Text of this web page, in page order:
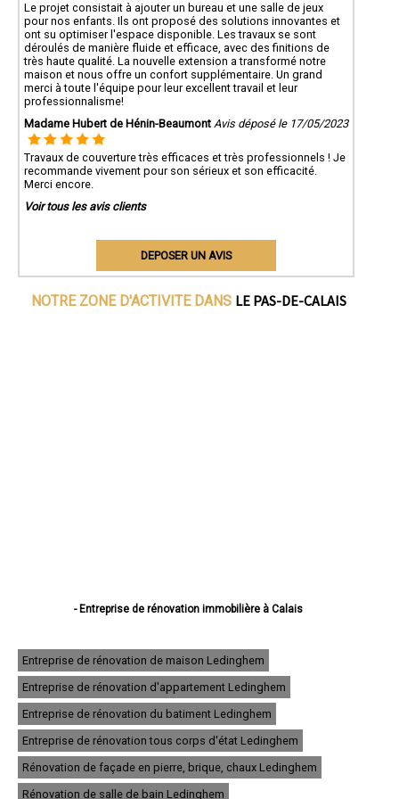
Le projet consistait à ajouter un bureau et une salle de jeux
pour nos enfants. Ils ont proposé des solutions innovantes et
ont su optimiser l'espace disponible. Les travaux se sont
déroulés de manière fluide et efficace, avec des finitions de
très haute qualité. La nouvelle extension a transformé notre
maison et nous offre un confort supplémentaire. Un grand
merci à toute l'équipe pour leur excellent travail et leur
professionnalisme!
Madame Hubert de Hénin-Beaumont Avis déposé le 17/05/2023
Travaux de couverture très efficaces et très professionnels ! Je
recommande vivement pour son sérieux et son efficacité.
Merci encore.
Voir tous les avis clients
DEPOSER UN AVIS
NOTRE ZONE D'ACTIVITE DANS LE PAS-DE-CALAIS
- Entreprise de rénovation immobilière à Calais
- Entreprise de rénovation immobilière à Lens
- Entreprise de rénovation immobilière à Liévin
- Entreprise de rénovation immobilière à Béthune
- Entreprise de rénovation immobilière à Hénin-Beaumont
- Entreprise de rénovation immobilière à Bruay-la-Buissière
- Entreprise de rénovation immobilière à Avion
- Entreprise de rénovation immobilière à Carvin
- Entreprise de rénovation immobilière à Berck
- Entreprise de rénovation immobilière à Saint-Omer
Entreprise de rénovation de maison Ledinghem
Entreprise de rénovation d'appartement Ledinghem
Entreprise de rénovation du batiment Ledinghem
Entreprise de rénovation tous corps d'état Ledinghem
Rénovation de façade en pierre, brique, chaux Ledinghem
Rénovation de salle de bain Ledinghem